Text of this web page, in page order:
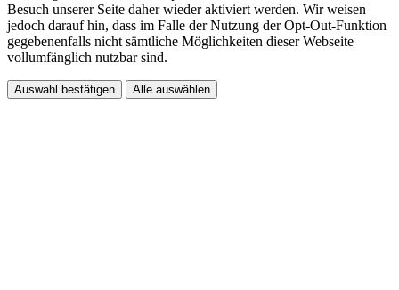
Besuch unserer Seite daher wieder aktiviert werden. Wir weisen
jedoch darauf hin, dass im Falle der Nutzung der Opt-Out-Funktion
gegebenenfalls nicht sämtliche Möglichkeiten dieser Webseite
vollumfänglich nutzbar sind.
Auswahl bestätigen Alle auswählen